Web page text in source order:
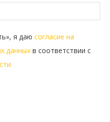
я даю согласие на
данных в соответствии с